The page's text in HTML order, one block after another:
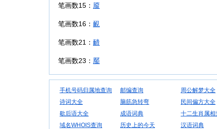
笔画数15： 靥
笔画数16： 靦
笔画数21： 靧
笔画数23： 靨
手机号码归属地查询 邮编查询
周公解梦大全
诗词大全
脑筋急转弯
民间偏方大全
歇后语大全
成语词典
十二生肖属相
域名WHOIS查询
历史上的今天
汉语词典